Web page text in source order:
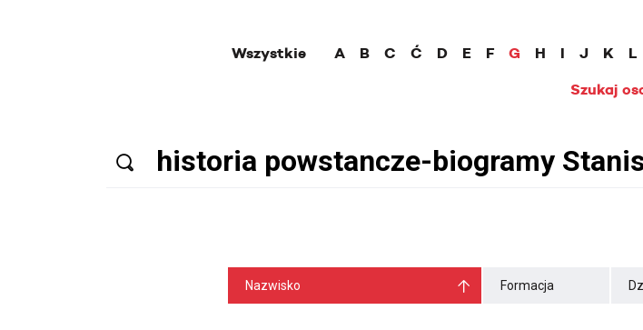
Wszystkie A B C Ć D E F G H I J K L
Szukaj
Nazwisko Formacja